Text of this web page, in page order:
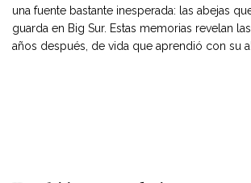
una fuente bastante inesperada: las abejas
guarda en Big Sur. Estas memorias revelan
años después, de vida que aprendió con su